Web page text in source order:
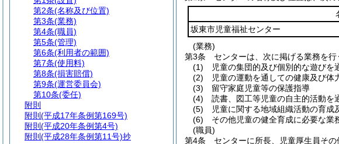
坂東市児童福祉センター
(業務)
第3条
センターは、次に掲げる業務を行
(1)
児童の集団的及び個別的な遊びを
(2)
児童の運動を通しての健康及び体
(3)
留守家庭児童等の保護指導
(4)
読書、図工等児童の自主的活動を
(5)
児童に関する地域組織活動の育成
(6)
その他児童の健全育成に必要な業
(職員)
第4条
センターに所長、児童厚生員その
第2条(名称及び位置)
第3条(業務)
第4条(職員)
第5条(管理)
第6条(利用者の範囲)
第7条(使用料)
第8条(損害賠償)
第9条(運営委員会)
第10条(委任)
附則
附則 (平成17年条例第169号)
附則 (平成20年条例第4号)
附則 (平成28年条例第11号)抄